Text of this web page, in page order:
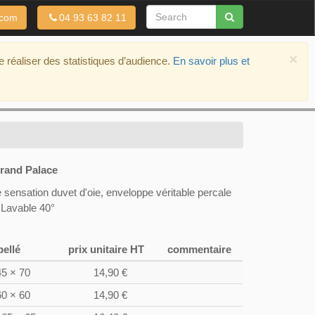
×
des statistiques d’audience. En savoir plus et
04 93 63 82 11
Palace
sensation duvet d'oie, enveloppe véritable percale
40°
prix unitaire HT
commentaire
× 70
14,90 €
× 60
14,90 €